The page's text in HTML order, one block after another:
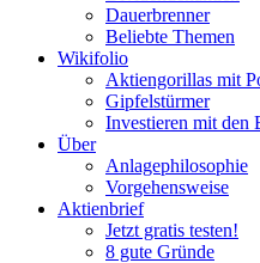
Dauerbrenner
Beliebte Themen
Wikifolio
Aktiengorillas mit
Gipfelstürmer
Investieren mit den
Über
Anlagephilosophie
Vorgehensweise
Aktienbrief
Jetzt gratis testen!
8 gute Gründe